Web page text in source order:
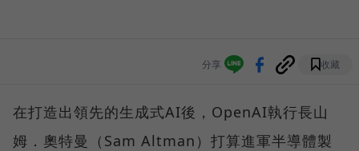
分享 收藏
在打造出領先的生成式AI後，OpenAI執行長山
姆．奧特曼（Sam Altman）打算進軍半導體製